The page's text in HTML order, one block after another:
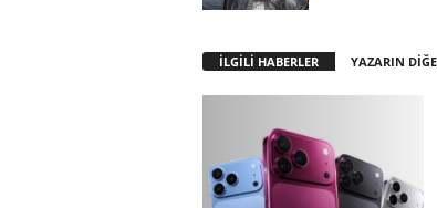
İLGİLİ HABERLER YAZARIN